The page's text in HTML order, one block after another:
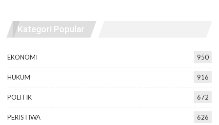
Kategori Popular
EKONOMI 950
HUKUM 916
POLITIK 672
PERISTIWA 626